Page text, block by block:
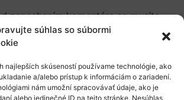
súhlas so súbormi
najlepších skúseností používame technológie, ako
a/alebo prístup k informáciám o zariadení.
nám umožní spracovávať údaje, ako je
alebo jedinečné ID na tejto stránke. Nesúhlas
zanechaním komentára sa musíte